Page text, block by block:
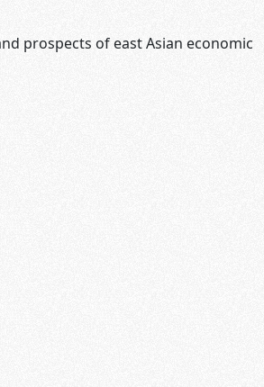
prospects of east Asian economic